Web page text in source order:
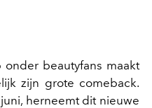
beautyfans maakt
zijn grote comeback.
herneemt dit nieuwe